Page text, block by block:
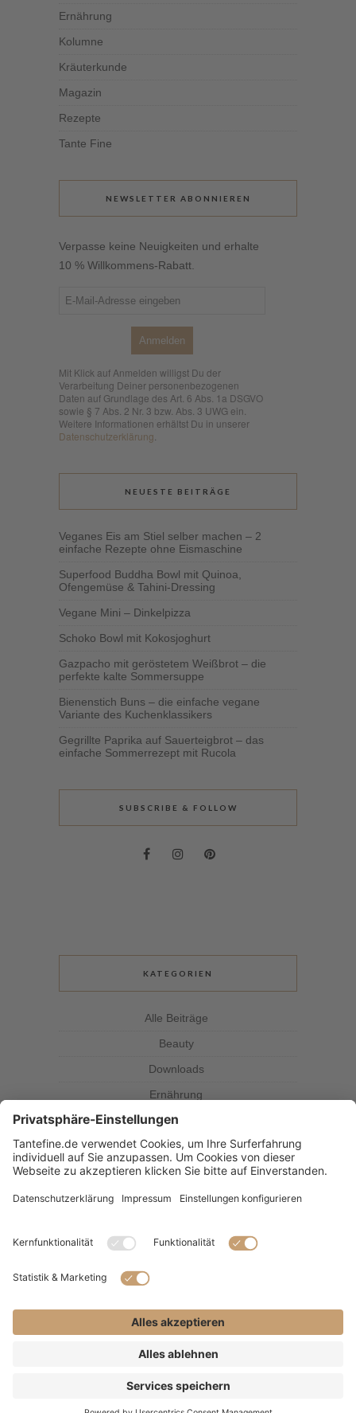
Ernährung
Kolumne
Kräuterkunde
Magazin
Rezepte
Tante Fine
NEWSLETTER ABONNIEREN
Verpasse keine Neuigkeiten und erhalte
10 % Willkommens-Rabatt.
Anmelden
Mit Klick auf Anmelden willigst Du der
Verarbeitung Deiner personenbezogenen
Daten auf Grundlage des Art. 6 Abs. 1a DSGVO
sowie § 7 Abs. 2 Nr. 3 bzw. Abs. 3 UWG ein.
Weitere Informationen erhältst Du in unserer
Datenschutzerklärung
NEUESTE BEITRÄGE
Veganes Eis am Stiel selber machen – 2
einfache Rezepte ohne Eismaschine
Superfood Buddha Bowl mit Quinoa,
Ofengemüse & Tahini-Dressing
Vegane Mini – Dinkelpizza
Schoko Bowl mit Kokosjoghurt
Gazpacho mit geröstetem Weißbrot – die
perfekte kalte Sommersuppe
Bienenstich Buns – die einfache vegane
Variante des Kuchenklassikers
Gegrillte Paprika auf Sauerteigbrot – das
einfache Sommerrezept mit Rucola
SUBSCRIBE & FOLLOW
KATEGORIEN
Alle Beiträge
Beauty
Downloads
Ernährung
Kolumne
Kräuterkunde
Magazin
Rezepte